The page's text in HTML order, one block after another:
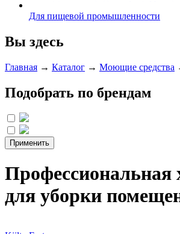
Для пищевой промышленности
Вы здесь
Главная → Каталог → Моющие средства
Подобрать по брендам
Профессиональная
для уборки